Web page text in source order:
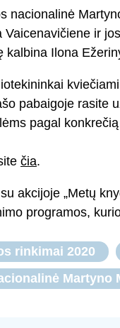
nacionalinė
Vaicenavičiene ir
kalbina Ilona
pabaigoje rasite
pagal
čia.
akcijoje „Metų
programos,
rinkimai 2020
Martyno